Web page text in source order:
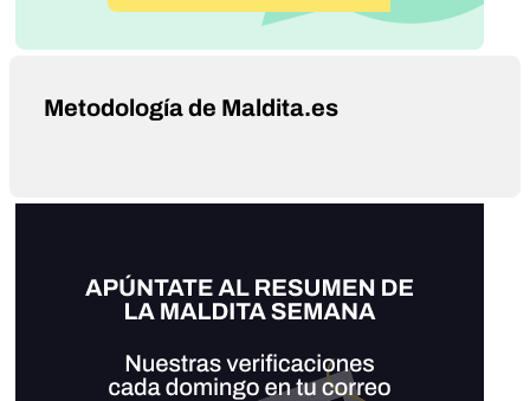
Metodología de Maldita.es